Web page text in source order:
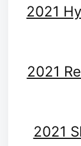
2021
2021
2021